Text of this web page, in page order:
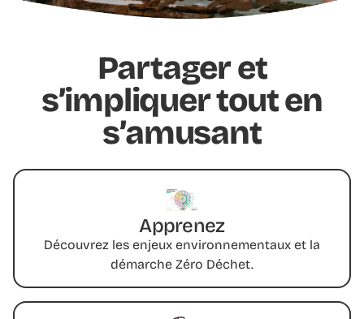
Partager et
s’impliquer tout en
s’amusant
Apprenez
Découvrez les enjeux environnementaux et la
démarche Zéro Déchet.